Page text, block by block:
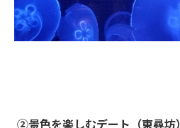
②景色を楽しむデート（東尋坊）